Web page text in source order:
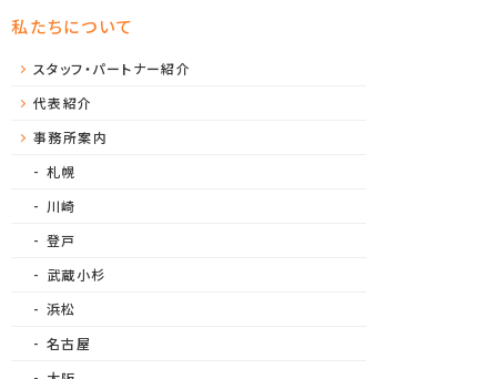
私たちについて
スタッフ・パートナー紹介
代表紹介
事務所案内
札幌
川崎
登戸
武蔵小杉
浜松
名古屋